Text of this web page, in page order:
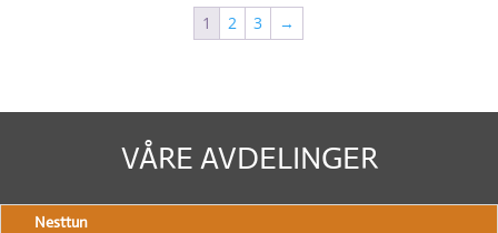
1 2 3 →
VÅRE AVDELINGER
Nesttun